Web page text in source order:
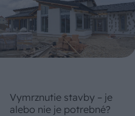
Vymrznutie stavby – je
alebo nie je potrebné?